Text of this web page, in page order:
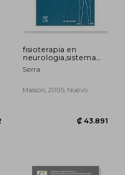
fisioterapia en
neurologia,sistema
respiratorio,aparato
cv
Serra
Masson, 2005, Nuevo